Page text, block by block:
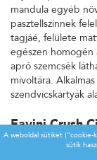
mandula egyéb
pasztellszínnek
tagjáé, felülete
egészen homogén
apró szemcsék
mivoltára.
szendvicskártyák
Favini Crush
Favini Crush -
papírcsalád,
A weboldal sütiket ("cookie-
sütik